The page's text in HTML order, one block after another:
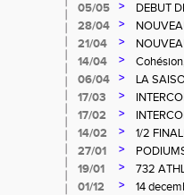
05/05
>
DEBUT
28/04
>
21/04
>
14/04
>
06/04
>
LA
LA.
17/03 >
17/02
>
14/02
>
1/2
27/01
>
19/01
>
732
CROSS
01/12 >
14